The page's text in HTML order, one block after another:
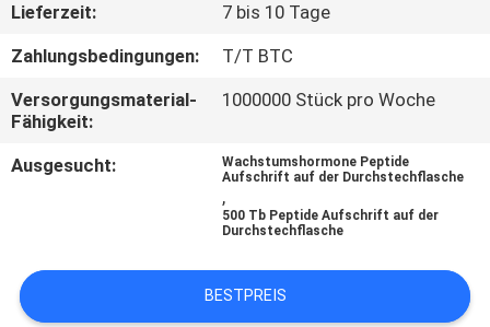
MIT
UNS
IN
VERBINDUNG
FÄLLE
Lieferzeit:
7 bis 10 Tage
Zahlungsbedingungen:
T/T BTC
Versorgungsmaterial-
Fähigkeit:
1000000 Stück pro Woche
Ausgesucht:
Wachstumshormone Peptide
Aufschrift auf der Durchstechflasche
,
500 Tb Peptide Aufschrift auf der
Durchstechflasche
BESTPREIS